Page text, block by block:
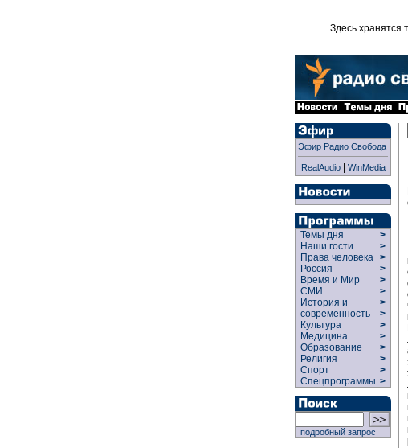
Здесь хранятся
Эфир Радио Свобода
RealAudio| WinMedia
Темы дня
>
Наши гости
>
Права человека >
Россия
>
Время и Мир
>
СМИ
>
История и
современность
>
>
Культура
>
Медицина
>
Образование
>
Религия
>
Спорт
>
Спецпрограммы >
подробный запрос